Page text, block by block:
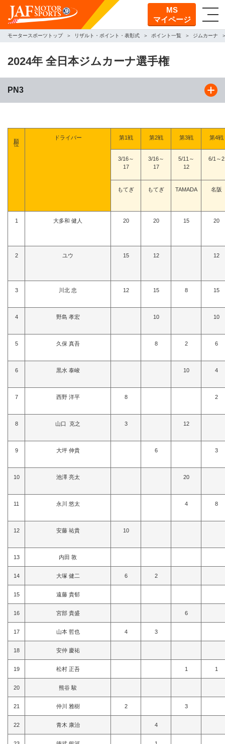
MS
マイページ
モータースポーツトップ リザルト・ポイント・表彰式 ポイント一覧 ジムカーナ
2024年 全日本ジムカーナ選手権
PN3
ドライバー 第1戦 第2戦 第3戦 第4戦
3/16～
17
3/16～
17
5/11～
12
6/1～2
もてぎ もてぎ TAMADA 名阪
1 大多和 健人 20 20 15 20
2 ユウ 15 12 12
3 川北 忠 12 15 8 15
4 野島 孝宏 10 10
5 久保 真吾 8 2 6
6 黒水 泰峻 10 4
7 西野 洋平 8 2
8 山口 克之 3 12
9 大坪 伸貴 6 3
10 池澤 亮太 20
11 永川 悠太 4 8
12 安藤 祐貴 10
13 内田 敦
14 大塚 健二 6 2
15 遠藤 貴郁
16 宮部 貴盛 6
17 山本 哲也 4 3
18 安仲 慶祐
19 松村 正吾 1 1
20 熊谷 駿
21 仲川 雅樹 2 3
22 青木 康治 4